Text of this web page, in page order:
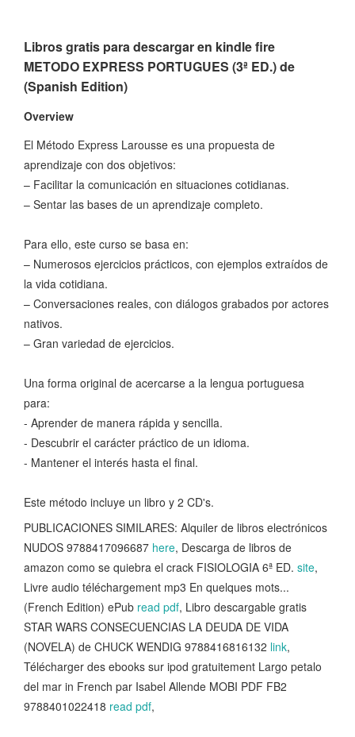
Libros gratis para descargar en kindle fire
METODO EXPRESS PORTUGUES (3ª ED.) de
(Spanish Edition)
Overview
El Método Express Larousse es una propuesta de
aprendizaje con dos objetivos:
– Facilitar la comunicación en situaciones cotidianas.
– Sentar las bases de un aprendizaje completo.
Para ello, este curso se basa en:
– Numerosos ejercicios prácticos, con ejemplos extraídos de
la vida cotidiana.
– Conversaciones reales, con diálogos grabados por actores
nativos.
– Gran variedad de ejercicios.
Una forma original de acercarse a la lengua portuguesa
para:
- Aprender de manera rápida y sencilla.
- Descubrir el carácter práctico de un idioma.
- Mantener el interés hasta el final.
Este método incluye un libro y 2 CD's.
PUBLICACIONES SIMILARES: Alquiler de libros electrónicos
NUDOS 9788417096687 here, Descarga de libros de
amazon como se quiebra el crack FISIOLOGIA 6ª ED. site,
Livre audio téléchargement mp3 En quelques mots...
(French Edition) ePub read pdf, Libro descargable gratis
STAR WARS CONSECUENCIAS LA DEUDA DE VIDA
(NOVELA) de CHUCK WENDIG 9788416816132 link,
Télécharger des ebooks sur ipod gratuitement Largo petalo
del mar in French par Isabel Allende MOBI PDF FB2
9788401022418 read pdf,